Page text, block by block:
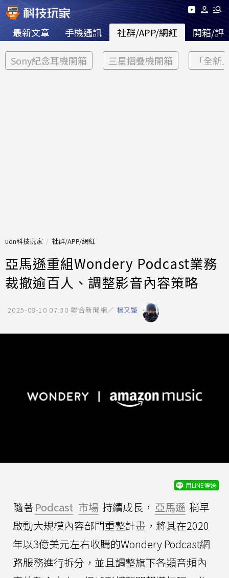
最新文章 手機通訊 社群/APP/網紅 開箱/評
Sony紀念耳機開箱 三星摺疊機開箱 「全新
udn科技玩家 社群/APP/網紅
亞馬遜重組Wondery Podcast業務
裁撤逾百人、調整影音內容策略
2025-08-10 07:30 聯合新聞網／ 楊又肇
用LINE傳送
隨著Podcast 市場 持續成長， 亞馬遜 稍早
啟動大規模內容部門重整計畫，將其在2020
年以3億美元左右收購的Wondery Podcast網
路服務進行拆分，並且調整旗下各類音頻內